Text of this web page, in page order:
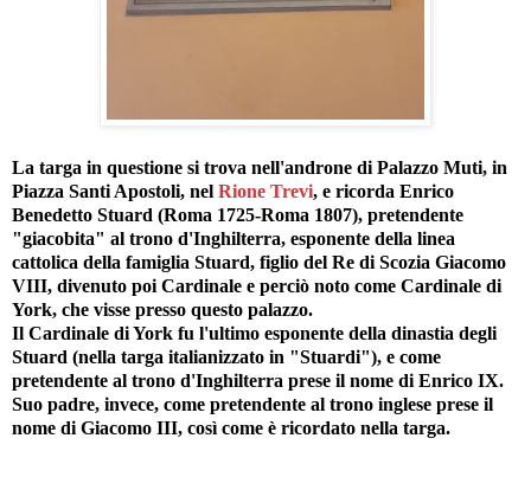
La targa in questione si trova nell'androne di Palazzo Muti, in
Piazza Santi Apostoli, nel Rione Trevi, e ricorda Enrico
Benedetto Stuard (Roma 1725-Roma 1807), pretendente
"giacobita" al trono d'Inghilterra, esponente della linea
cattolica della famiglia Stuard, figlio del Re di Scozia Giacomo
VIII, divenuto poi Cardinale e perciò noto come Cardinale di
York, che visse presso questo palazzo.
Il Cardinale di York fu l'ultimo esponente della dinastia degli
Stuard (nella targa italianizzato in "Stuardi"), e come
pretendente al trono d'Inghilterra prese il nome di Enrico IX.
Suo padre, invece, come pretendente al trono inglese prese il
nome di Giacomo III, così come è ricordato nella targa.